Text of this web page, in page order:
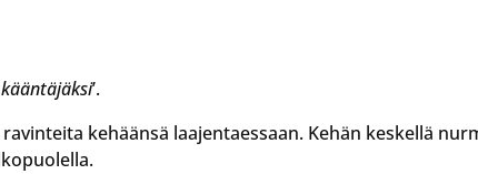
’.
kehäänsä laajentaessaan. Kehän keskellä